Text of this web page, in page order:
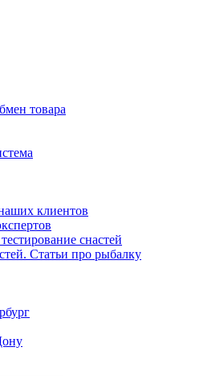
товара
клиентов
снастей
Статьи про рыбалку